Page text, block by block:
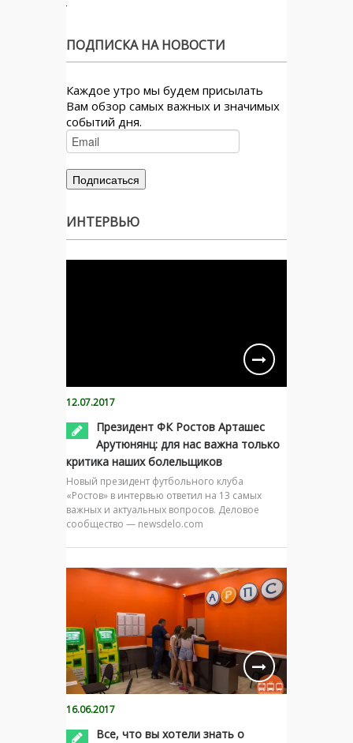
ПОДПИСКА НА НОВОСТИ
Каждое утро мы будем присылать
Вам обзор самых важных и значимых
событий дня.
ИНТЕРВЬЮ
12.07.2017
Президент ФК Ростов Арташес
Арутюнянц: для нас важна только
критика наших болельщиков
Новый президент футбольного клуба
«Ростов» в интервью ответил на 13 самых
важных и актуальных вопросов. Деловое
сообщество — newsdelo.com
16.06.2017
Все, что вы хотели знать о